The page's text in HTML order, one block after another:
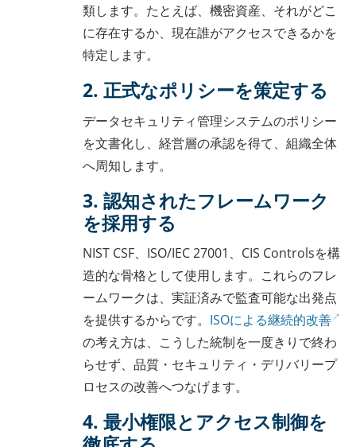
類します。たとえば、機密資産、それがどこ
に存在するか、現在誰がアクセスできるかを
特定します。
2. 正式なポリシーを策定する
データセキュリティ管理システムのポリシー
を文書化し、経営層の承認を得て、組織全体
へ周知します。
3. 認知されたフレームワーク
を採用する
NIST CSF、ISO/IEC 27001、CIS Controlsを構
造的な骨格として使用します。これらのフレ
ームワークは、実証済みで監査可能な出発点
を提供するからです。 ISOによる継続的改善
の考え方は、こうした統制を一度きりで終わ
らせず、品質・セキュリティ・デリバリープ
ロセスの改善へつなげます。
4. 最小権限とアクセス制御を